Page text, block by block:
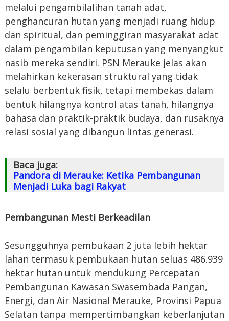
melalui pengambilalihan tanah adat,
penghancuran hutan yang menjadi ruang hidup
dan spiritual, dan peminggiran masyarakat adat
dalam pengambilan keputusan yang menyangkut
nasib mereka sendiri. PSN Merauke jelas akan
melahirkan kekerasan struktural yang tidak
selalu berbentuk fisik, tetapi membekas dalam
bentuk hilangnya kontrol atas tanah, hilangnya
bahasa dan praktik-praktik budaya, dan rusaknya
relasi sosial yang dibangun lintas generasi.
Baca juga:
Pandora di Merauke: Ketika Pembangunan
Menjadi Luka bagi Rakyat
Pembangunan Mesti Berkeadilan
Sesungguhnya pembukaan 2 juta lebih hektar
lahan termasuk pembukaan hutan seluas 486.939
hektar hutan untuk mendukung Percepatan
Pembangunan Kawasan Swasembada Pangan,
Energi, dan Air Nasional Merauke, Provinsi Papua
Selatan tanpa mempertimbangkan keberlanjutan